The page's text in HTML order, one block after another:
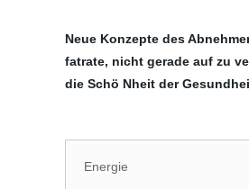
Neue Konzepte des
fatrate, nicht gerade auf zu
die Schö Nheit der
Energie